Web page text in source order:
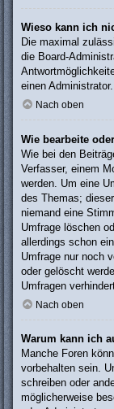
Wieso kann ich
Die maximal
die Board-
einen Administrator.
Nach oben
Wie bearbeite
Wie bei den
Verfasser, einem
werden. Um eine
des Themas;
niemand eine
Umfrage löschen
allerdings schon
Umfrage nur noch
oder gelöscht
Umfragen
Nach oben
Warum kann ich
Manche Foren
vorbehalten sein.
schreiben oder
möglicherweise